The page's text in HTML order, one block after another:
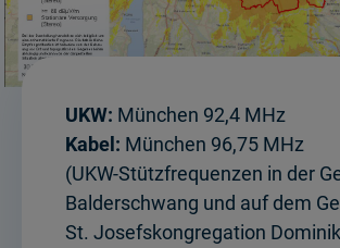
UKW: München 92,4 MHz
Kabel: München 96,75 MHz
(UKW-Stützfrequenzen in der
Balderschwang und auf dem
St. Josefskongregation